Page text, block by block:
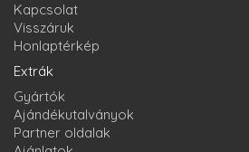
Kapcsolat
Visszáruk
Honlaptérkép
Extrák
Gyártók
Ajándékutalványok
Partner oldalak